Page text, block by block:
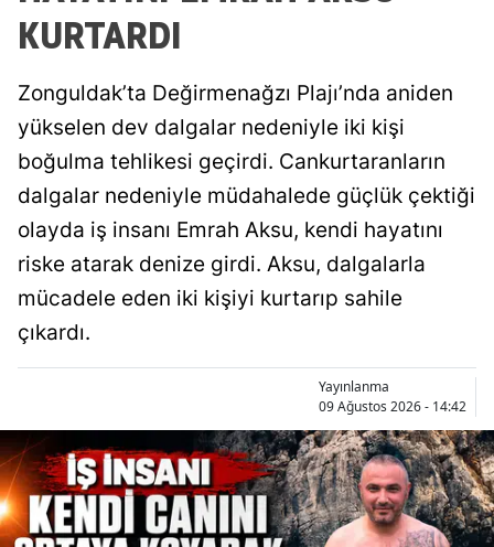
KURTARDI
Zonguldak’ta Değirmenağzı Plajı’nda aniden
yükselen dev dalgalar nedeniyle iki kişi
boğulma tehlikesi geçirdi. Cankurtaranların
dalgalar nedeniyle müdahalede güçlük çektiği
olayda iş insanı Emrah Aksu, kendi hayatını
riske atarak denize girdi. Aksu, dalgalarla
mücadele eden iki kişiyi kurtarıp sahile
çıkardı.
Yayınlanma
09 Ağustos 2026 - 14:42